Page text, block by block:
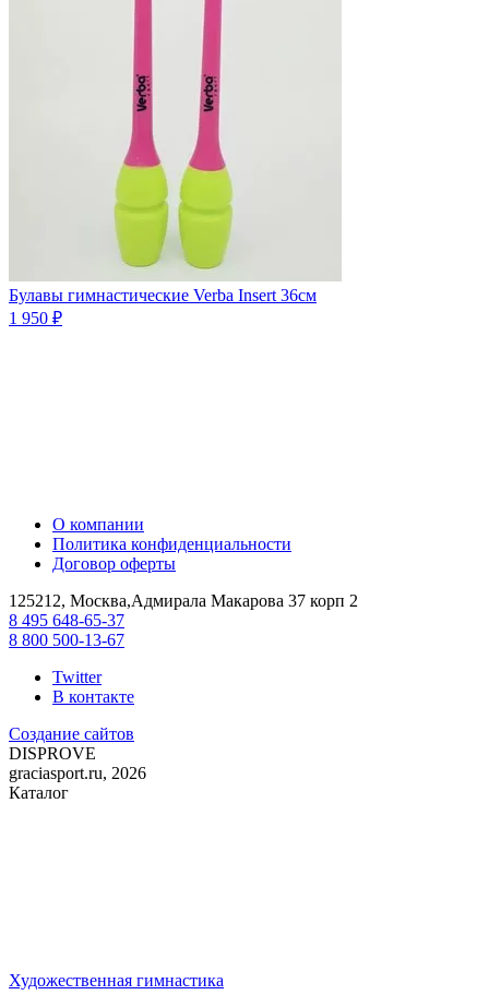
Булавы гимнастические Verba Insert 36см
1 950 ₽
О компании
Политика конфиденциальности
Договор оферты
125212, Москва,Адмирала Макарова 37 корп 2
8 495 648-65-37
8 800 500-13-67
Twitter
В контакте
Создание сайтов
DISPROVE
graciasport.ru, 2026
Каталог
Художественная гимнастика